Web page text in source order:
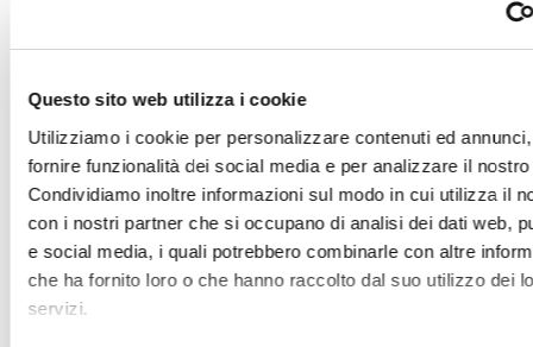
Questo sito web utilizza i cookie
Utilizziamo i cookie per personalizzare contenuti ed
fornire funzionalità dei social media e per analizzare il
Condividiamo inoltre informazioni sul modo in cui utilizza il
con i nostri partner che si occupano di analisi dei dati web,
e social media, i quali potrebbero combinarle con altre
che ha fornito loro o che hanno raccolto dal suo utilizzo dei
servizi.
Progetti educativi per detenuti ed ex detenuti dentro
e fuori dal carcere e progetti in ambito penale
NOTIZIE E INCONTRI
NOTIZIE INCONTRI STORIE
BLOG - DON VIRGINIO COLMEGNA